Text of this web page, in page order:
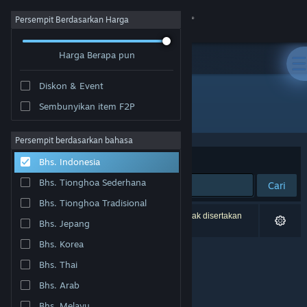
Login
Tentang
Bantuan
Ubah bahasa
Dapatkan Aplikasi Seluler Steam
Lihat situs web desktop
Persempit Berdasarkan Harga
Harga Berapa pun
Diskon & Event
Sembunyikan item F2P
Persempit berdasarkan bahasa
Bhs. Indonesia
Bhs. Tionghoa Sederhana
Bhs. Tionghoa Tradisional
Bhs. Jepang
Bhs. Korea
Bhs. Thai
Bhs. Arab
Pengembang: Seidlsoft
Berdasarkan Relevansi
Cari
0 hasil cocok dengan pencarianmu. 2 produk tidak disertakan
berdasarkan preferensimu.